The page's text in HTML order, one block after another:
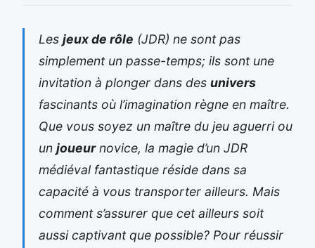
Les jeux de rôle (JDR) ne sont pas
simplement un passe-temps; ils sont une
invitation à plonger dans des univers
fascinants où l’imagination règne en maître.
Que vous soyez un maître du jeu aguerri ou
un joueurnovice, la magie d’un JDR
médiéval fantastique réside dans sa
capacité à vous transporter ailleurs. Mais
comment s’assurer que cet ailleurs soit
aussi captivant que possible? Pour réussir